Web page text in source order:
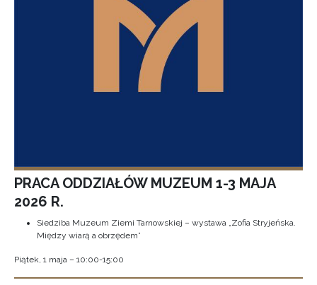
PRACA ODDZIAŁÓW MUZEUM 1-3 MAJA
2026 R.
Siedziba Muzeum Ziemi Tarnowskiej – wystawa „Zofia Stryjeńska.
Między wiarą a obrzędem”
Piątek, 1 maja – 10:00-15:00